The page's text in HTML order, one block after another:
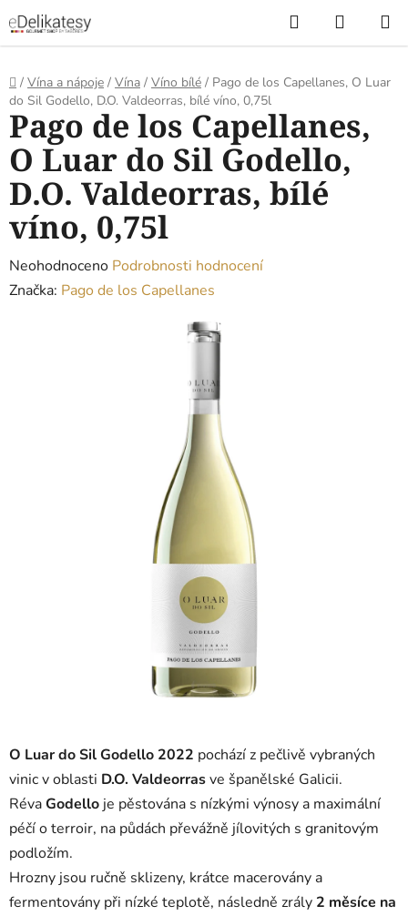
na
obsah
Hledat
KOŠÍK
Domů
/ Vína a nápoje / Vína / Víno bílé / Pago de los Capellanes, O Luar
do Sil Godello, D.O. Valdeorras, bílé víno, 0,75l
O Luar do Sil Godello 2022 pochází z pečlivě vybraných
vinic v oblasti D.O. Valdeorrasve španělské Galicii.
RévaGodello je pěstována s nízkými výnosy a maximální
péčí o terroir, na půdách převážně jílovitých s granitovým
podložím.
Hrozny jsou ručně sklizeny, krátce macerovány a
fermentovány při nízké teplotě, následně zrály 2 měsíce na
Pago de los Capellanes,
O Luar do Sil Godello,
D.O. Valdeorras, bílé
víno, 0,75l
Průměrné
hodnocení
Neohodnoceno Podrobnosti hodnocení
Značka: Pago de los Capellanes